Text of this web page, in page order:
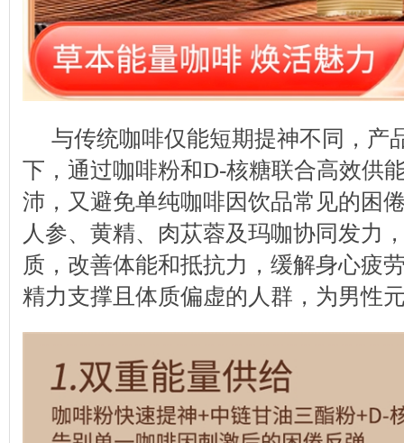
与传统咖啡仅能短期提神不同，产
下，通过咖啡粉和D-核糖联合高效供
沛，又避免单纯咖啡因饮品常见的困
人参、黄精、肉苁蓉及玛咖协同发力
质，改善体能和抵抗力，缓解身心疲
精力支撑且体质偏虚的人群，为男性